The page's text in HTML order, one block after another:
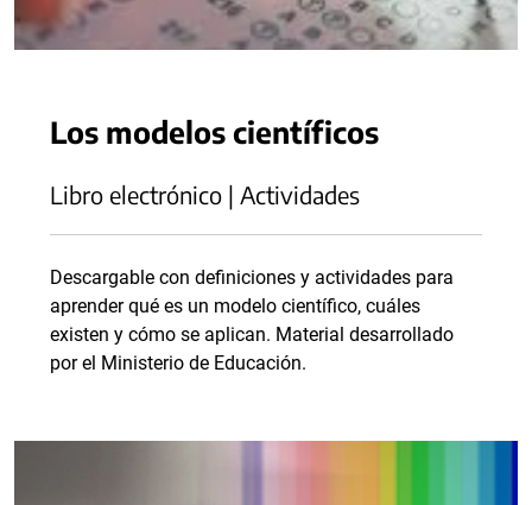
Los modelos científicos
Libro electrónico | Actividades
Descargable con definiciones y actividades para
aprender qué es un modelo científico, cuáles
existen y cómo se aplican. Material desarrollado
por el Ministerio de Educación.